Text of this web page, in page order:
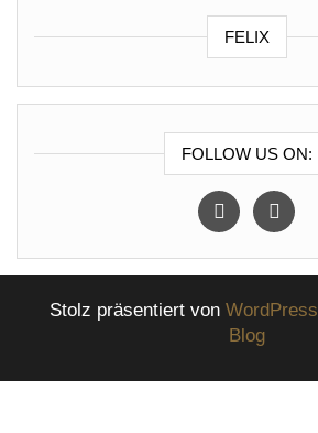
FELIX
FOLLOW US ON:
instagramfacebook
Stolz präsentiert von WordPress
Blog